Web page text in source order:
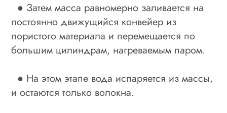
● Затем масса равномерно заливается на
постоянно движущийся конвейер из
пористого материала и перемещается по
большим цилиндрам, нагреваемым паром.
● На этом этапе вода испаряется из массы,
и остаются только волокна.